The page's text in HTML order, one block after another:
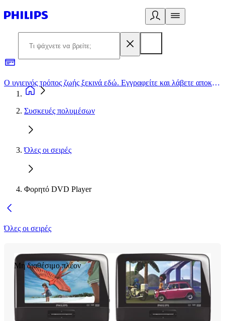
Ο υγιεινός τρόπος ζωής ξεκινά εδώ. Εγγραφείτε και λάβετε αποκλειστικές προσφορές
Συσκευές πολυμέσων
Όλες οι σειρές
Φορητό DVD Player
Όλες οι σειρές
Μη διαθέσιμο πλέον